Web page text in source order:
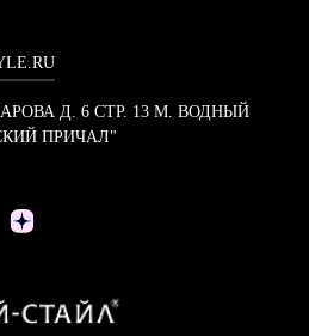
Д. 6 СТР. 13 М. ВОДНЫЙ
ПРИЧАЛ"